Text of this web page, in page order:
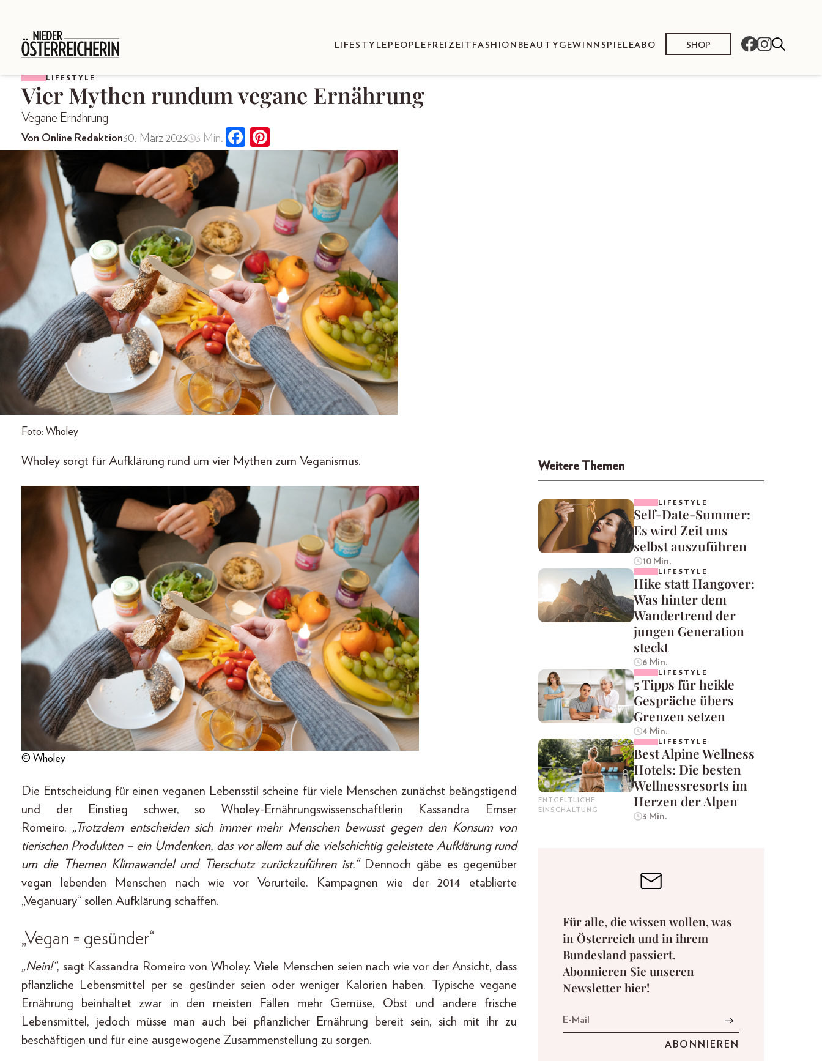
LIFESTYLE PEOPLE FREIZEIT FASHION BEAUTY GEWINNSPIELEABO SHOP
LIFESTYLE
Vier Mythen rundum vegane Ernährung
Vegane Ernährung
Von Online Redaktion30. März 2023 3 Min.
Foto: Wholey
Wholey sorgt für Aufklärung rund um vier Mythen zum Veganismus.
© Wholey
Die Entscheidung für einen veganen Lebensstil scheine für viele Menschen zunächst beängstigend
und der Einstieg schwer, so Wholey-Ernährungswissenschaftlerin Kassandra Emser
Romeiro. „Trotzdem entscheiden sich immer mehr Menschen bewusst gegen den Konsum von
tierischen Produkten – ein Umdenken, das vor allem auf die vielschichtig geleistete Aufklärung rund
um die Themen Klimawandel und Tierschutz zurückzuführen ist.“Dennoch gäbe es gegenüber
vegan lebenden Menschen nach wie vor Vorurteile. Kampagnen wie der 2014 etablierte
„Veganuary“ sollen Aufklärung schaffen.
„Vegan = gesünder“
„Nein!“, sagt Kassandra Romeiro von Wholey. Viele Menschen seien nach wie vor der Ansicht, dass
pflanzliche Lebensmittel per se gesünder seien oder weniger Kalorien haben. Typische vegane
Ernährung beinhaltet zwar in den meisten Fällen mehr Gemüse, Obst und andere frische
Lebensmittel, jedoch müsse man auch bei pflanzlicher Ernährung bereit sein, sich mit ihr zu
beschäftigen und für eine ausgewogene Zusammenstellung zu sorgen.
Weitere Themen
LIFESTYLE
Self-Date-Summer:
Es wird Zeit uns
selbst auszuführen
10 Min.
LIFESTYLE
Hike statt Hangover:
Was hinter dem
Wandertrend der
jungen Generation
steckt
6 Min.
LIFESTYLE
5 Tipps für heikle
Gespräche übers
Grenzen setzen
4 Min.
ENTGELTLICHE
EINSCHALTUNG
LIFESTYLE
Best Alpine Wellness
Hotels: Die besten
Wellnessresorts im
Herzen der Alpen
3 Min.
Für alle, die wissen wollen, was
in Österreich und in ihrem
Bundesland passiert.
Abonnieren Sie unseren
Newsletter hier!